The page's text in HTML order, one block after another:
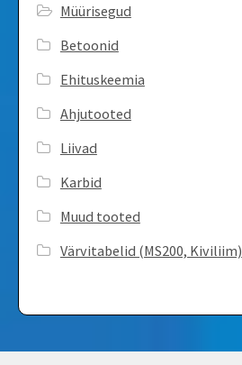
Müürisegud
Betoonid
Ehituskeemia
Ahjutooted
Liivad
Karbid
Muud tooted
Värvitabelid ­(MS200, Kiviliim)